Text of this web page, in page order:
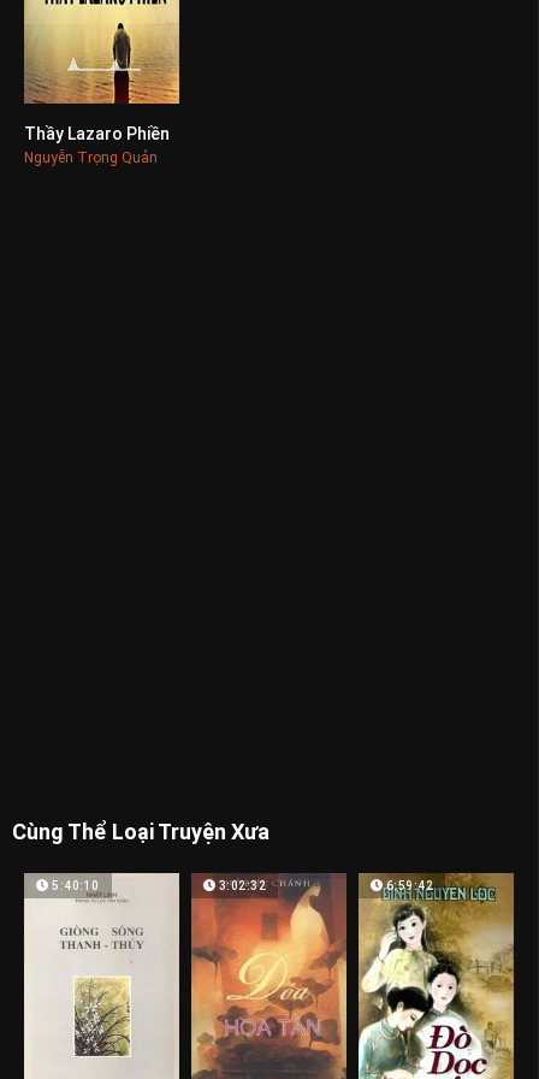
0
Thầy Lazaro Phiền
Nguyễn Trọng Quản
Cùng Thể Loại Truyện Xưa
5:40:10 3:02:32 6:59:42